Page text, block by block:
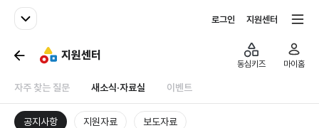
패밀리사이트
로그인 지원센터
지원센터
자주 찾는 질문 새소식·자료실 이벤트
동심키즈 마이홈
공지사항 지원자료 보도자료